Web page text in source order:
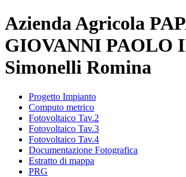
Azienda Agricola
GIOVANNI PAOLO
Simonelli Romina
Progetto Impianto
Computo metrico
Fotovoltaico Tav.2
Fotovoltaico Tav.3
Fotovoltaico Tav.4
Documentazione Fotografica
Estratto di mappa
PRG